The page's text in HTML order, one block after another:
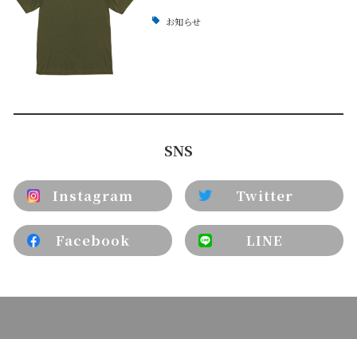
お知らせ
SNS
Instagram Twitter
Facebook LINE